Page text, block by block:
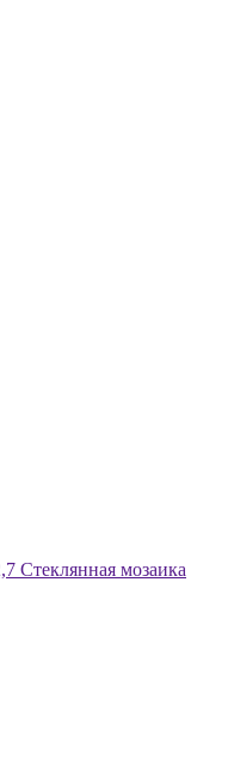
Стеклянная мозаика